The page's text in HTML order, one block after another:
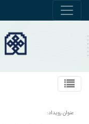
عنوان رویداد: